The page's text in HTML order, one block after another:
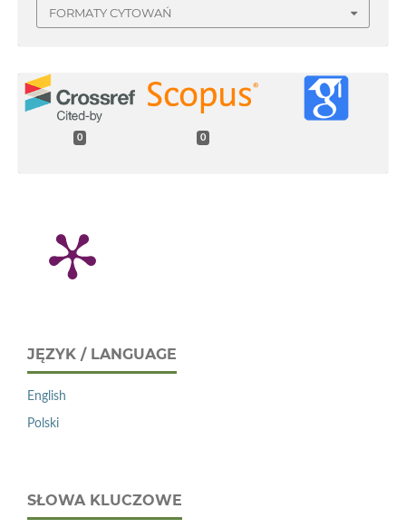
FORMATY CYTOWAŃ
0 0
JĘZYK / LANGUAGE
English
Polski
SŁOWA KLUCZOWE